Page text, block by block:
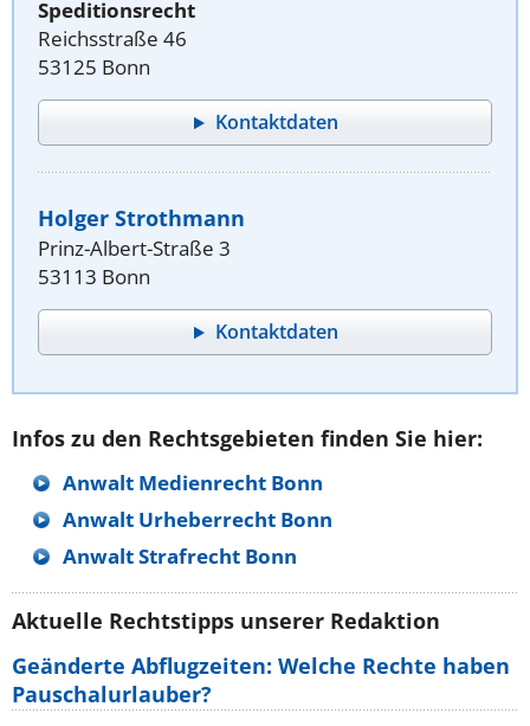
Speditionsrecht
Reichsstraße 46
53125 Bonn
Kontaktdaten
Holger Strothmann
Prinz-Albert-Straße 3
53113 Bonn
Kontaktdaten
Infos zu den Rechtsgebieten finden Sie hier:
Anwalt Medienrecht Bonn
Anwalt Urheberrecht Bonn
Anwalt Strafrecht Bonn
Aktuelle Rechtstipps unserer Redaktion
Geänderte Abflugzeiten: Welche Rechte haben
Pauschalurlauber?